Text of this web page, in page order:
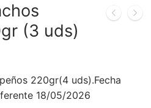
(3 uds)
220gr(4 uds).Fecha
18/05/2026